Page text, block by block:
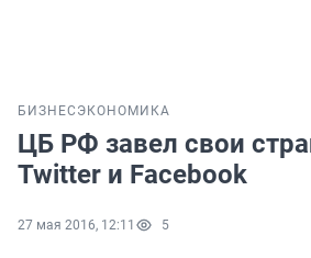
БИЗНЕС ЭКОНОМИКА
ЦБ РФ завел свои
Twitter и Facebook
27 мая 2016, 12:11 5